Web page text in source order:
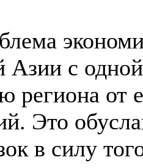
Азии с
региона от
Это
в силу